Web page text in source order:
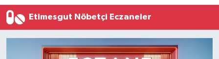
Etimesgut Nöbetçi Eczaneler
DESTEK-TEŞVİK
ETKİNLİK
GÜNCEL